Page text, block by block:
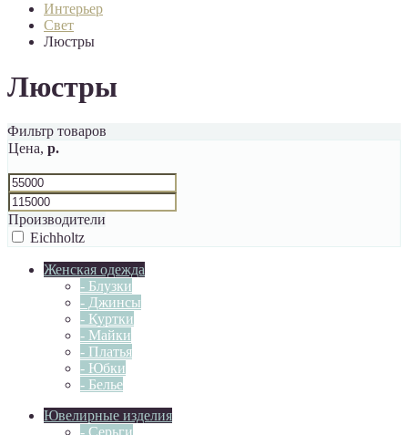
Интерьер
Свет
Люстры
Люстры
Фильтр товаров
Цена, р.
Производители
Eichholtz
Женская одежда
- Блузки
- Джинсы
- Куртки
- Майки
- Платья
- Юбки
- Белье
Ювелирные изделия